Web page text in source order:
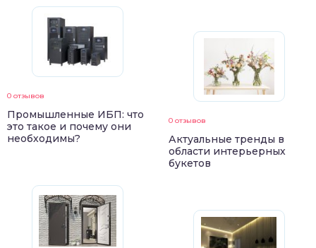
0 отзывов
Промышленные ИБП: что
это такое и почему они
необходимы?
0 отзывов
Актуальные тренды в
области интерьерных
букетов